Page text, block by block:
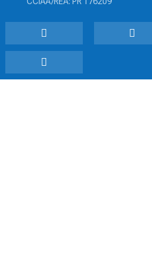
 Sede
 
